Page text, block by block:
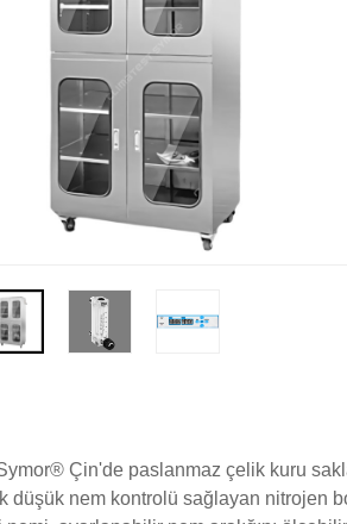
Çin'de paslanmaz çelik kuru
düşük nem kontrolü sağlayan nitrojen